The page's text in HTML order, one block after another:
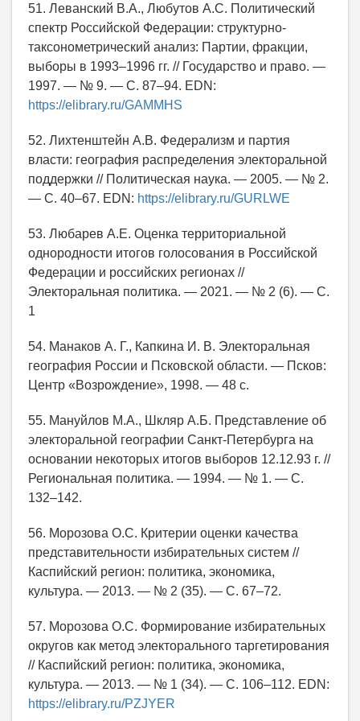
51. Леванский В.А., Любутов А.С. Политический
спектр Российской Федерации: структурно-
таксонометрический анализ: Партии, фракции,
выборы в 1993–1996 гг. // Государство и право. —
1997. — № 9. — С. 87–94. EDN:
https://elibrary.ru/GAMMHS
52. Лихтенштейн А.В. Федерализм и партия
власти: география распределения электоральной
поддержки // Политическая наука. — 2005. — № 2.
— С. 40–67. EDN: https://elibrary.ru/GURLWE
53. Любарев А.Е. Оценка территориальной
однородности итогов голосования в Российской
Федерации и российских регионах //
Электоральная политика. — 2021. — № 2 (6). — С.
1
54. Манаков А. Г., Капкина И. В. Электоральная
география России и Псковской области. — Псков:
Центр «Возрождение», 1998. — 48 с.
55. Мануйлов М.А., Шкляр А.Б. Представление об
электоральной географии Санкт-Петербурга на
основании некоторых итогов выборов 12.12.93 г. //
Региональная политика. — 1994. — № 1. — С.
132–142.
56. Морозова О.С. Критерии оценки качества
представительности избирательных систем //
Каспийский регион: политика, экономика,
культура. — 2013. — № 2 (35). — С. 67–72.
57. Морозова О.С. Формирование избирательных
округов как метод электорального таргетирования
// Каспийский регион: политика, экономика,
культура. — 2013. — № 1 (34). — С. 106–112. EDN:
https://elibrary.ru/PZJYER